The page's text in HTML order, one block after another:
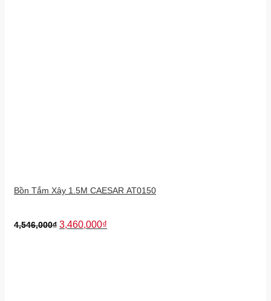
Bồn Tắm Xây 1.5M CAESAR AT0150
4,546,000₫ 3,460,000₫